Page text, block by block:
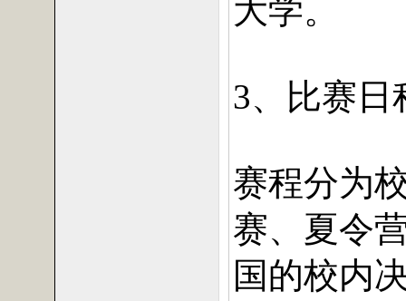
大学。
3、比赛日
赛程分为
赛、夏令
国的校内